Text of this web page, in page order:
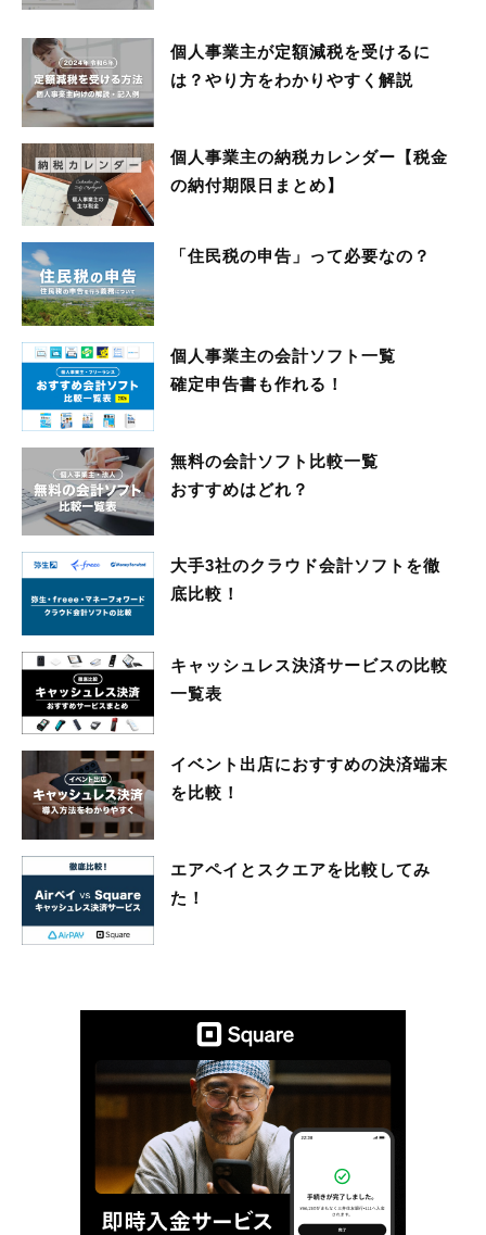
個人事業主が定額減税を受けるに
は？やり方をわかりやすく解説
個人事業主の納税カレンダー【税金
の納付期限日まとめ】
「住民税の申告」って必要なの？
個人事業主の会計ソフト一覧
確定申告書も作れる！
無料の会計ソフト比較一覧
おすすめはどれ？
大手3社のクラウド会計ソフトを徹
底比較！
キャッシュレス決済サービスの比較
一覧表
イベント出店におすすめの決済端末
を比較！
エアペイとスクエアを比較してみ
た！